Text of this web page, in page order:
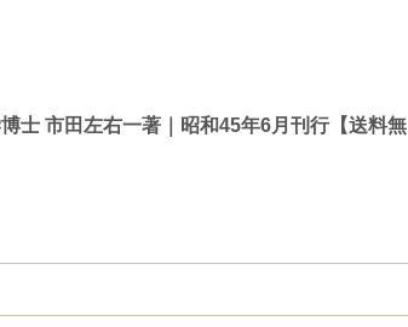
士 市田左右一著｜昭和45年6月刊行【送料無